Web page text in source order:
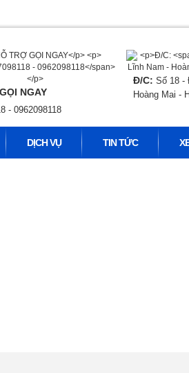
NGAY
- 0962098118
Đ/C: Số 18 -
Hoàng Mai -
DỊCH VỤ TIN TỨC